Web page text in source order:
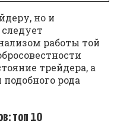
но и
работы той
трейдера, а
рода
топ 10